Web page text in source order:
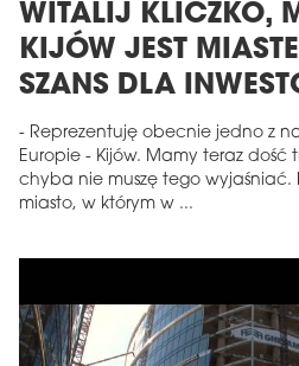
WITALIJ KLICZKO,
KIJÓW JEST
SZANS DLA
- Reprezentuję obecnie jedno z
Europie - Kijów. Mamy teraz
chyba nie muszę tego wyjaśniać.
miasto, w którym w ...